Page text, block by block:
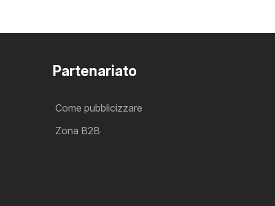
Partenariato
Come pubblicizzare
Zona B2B